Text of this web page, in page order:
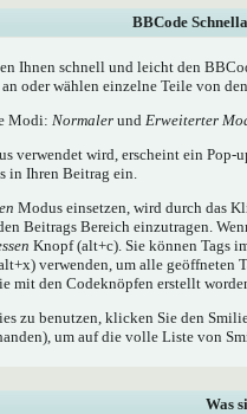
BBCode
Ihnen schnell und leicht den
oder wählen einzelne Teile von
Modi: Normaler und Erweiterter
verwendet wird, erscheint ein Pop-
in Ihren Beitrag ein.
Modus einsetzen, wird durch das
Beitrags Bereich einzutragen.
Knopf (alt+c). Sie können Tags
verwenden, um alle geöffneten
mit den Codeknöpfen erstellt
zu benutzen, klicken Sie den
um auf die volle Liste von
Was